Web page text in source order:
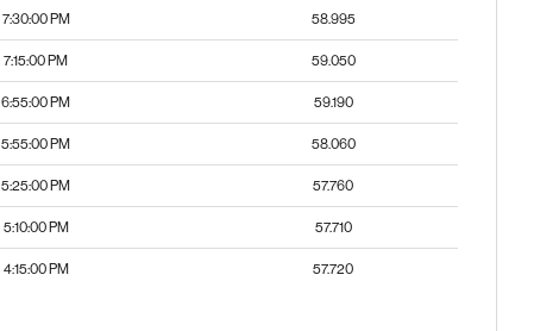
7:30:00 PM 58.995
7:15:00 PM 59.050
6:55:00 PM 59.190
5:55:00 PM 58.060
5:25:00 PM 57.760
5:10:00 PM 57.710
4:15:00 PM 57.720